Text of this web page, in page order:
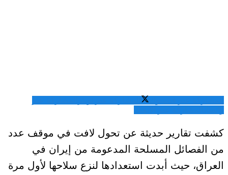
كشفت تقارير حديثة عن تحول لافت في موقف عدد
من الفصائل المسلحة المدعومة من إيران في
العراق، حيث أبدت استعدادها لنزع سلاحها لأول مرة